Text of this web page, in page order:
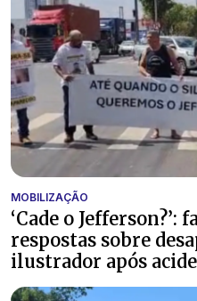
MOBILIZAÇÃO
‘Cade o Jefferson?’:
respostas sobre
ilustrador após